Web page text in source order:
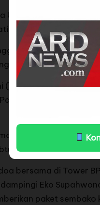
Umum BPI KPNPA
Natakusumah, yang
atas kemenangan
perubahan dan
( GAS), Relawan
02 Andra Soni
berdasarkan
(30/11).
bersama di Tower
Eko
paket